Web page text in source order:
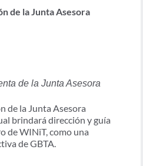
de la Junta Asesora
de la Junta Asesora
de la Junta Asesora
brindará dirección y guía
de WINiT, como una
de GBTA.